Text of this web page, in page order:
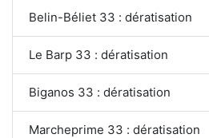
Belin-Béliet 33 : dératisation
Le Barp 33 : dératisation
Biganos 33 : dératisation
Marcheprime 33 : dératisation